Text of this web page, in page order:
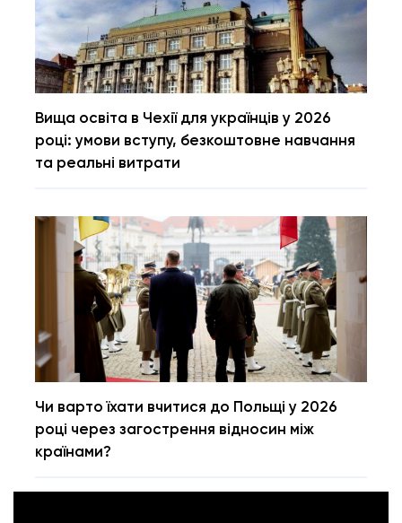
Вища освіта в Чехії для українців у 2026
році: умови вступу, безкоштовне навчання
та реальні витрати
Чи варто їхати вчитися до Польщі у 2026
році через загострення відносин між
країнами?